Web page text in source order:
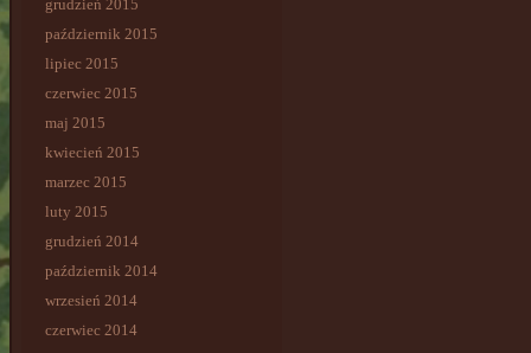
grudzień 2015
październik 2015
lipiec 2015
czerwiec 2015
maj 2015
kwiecień 2015
marzec 2015
luty 2015
grudzień 2014
październik 2014
wrzesień 2014
czerwiec 2014